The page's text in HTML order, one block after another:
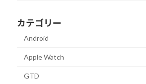
カテゴリー
Android
Apple Watch
GTD